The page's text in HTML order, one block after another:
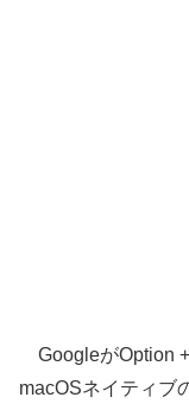
GoogleがOption
macOSネイティブ